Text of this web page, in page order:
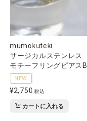
お問い合わせ
ショップリスト
mumokuteki
サージカルステンレス
モチーフリングピアスB
NEW
¥2,750 税込
カートに入れる